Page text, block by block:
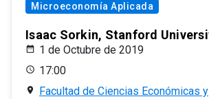
Microeconomía Aplicada
Isaac Sorkin, Stanford
1 de Octubre de 2019
17:00
Facultad de Ciencias Económicas y